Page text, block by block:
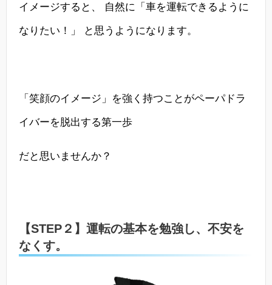
イメージすると、 自然に「車を運転できるように
なりたい！」 と思うようになります。
「笑顔のイメージ」を強く持つことがペーパドラ
イバーを脱出する第一歩
だと思いませんか？
【STEP２】運転の基本を勉強し、不安を
なくす。